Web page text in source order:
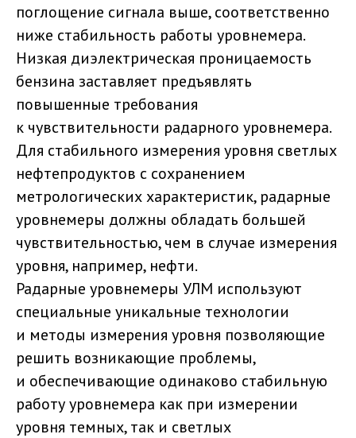
поглощение сигнала выше, соответственно
ниже стабильность работы уровнемера.
Низкая диэлектрическая проницаемость
бензина заставляет предъявлять
повышенные требования
к чувствительности радарного уровнемера.
Для стабильного измерения уровня светлых
нефтепродуктов с сохранением
метрологических характеристик, радарные
уровнемеры должны обладать большей
чувствительностью, чем в случае измерения
уровня, например, нефти.
Радарные уровнемеры УЛМ используют
специальные уникальные технологии
и методы измерения уровня позволяющие
решить возникающие проблемы,
и обеспечивающие одинаково стабильную
работу уровнемера как при измерении
уровня темных, так и светлых